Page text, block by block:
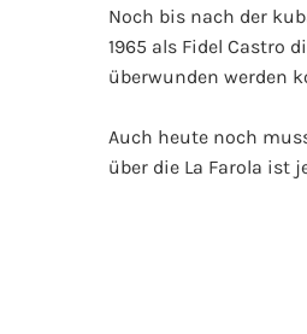
Noch bis nach der
1965 als Fidel Castro
überwunden werden
Auch heute noch
über die La Farola ist